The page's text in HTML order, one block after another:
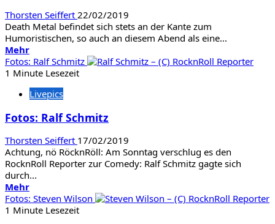
/
Thornbridge
Thorsten Seiffert 22/02/2019
Death Metal befindet sich stets an der Kante zum
Humoristischen, so auch an diesem Abend als eine...
MehrMehr
Informationen
über
Gaahls
/
/
Idle
Hands
Fotos: Ralf Schmitz
1 Minute Lesezeit
Livepics
Fotos: Ralf Schmitz
Thorsten Seiffert 17/02/2019
Achtung, nö RöcknRöll: Am Sonntag verschlug es den
RocknRoll Reporter zur Comedy: Ralf Schmitz gagte sich
durch...
MehrMehr
Informationen
über
Fotos: Steven Wilson
1 Minute Lesezeit